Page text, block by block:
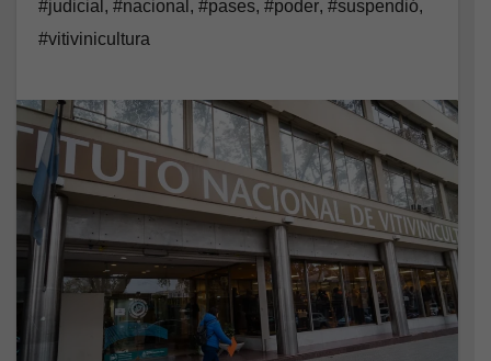
#judicial , #nacional , #pases, #poder, #suspendió,
#vitivinicultura